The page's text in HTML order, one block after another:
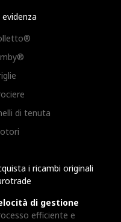
di tenuta
i ricambi originali
di gestione
efficiente e